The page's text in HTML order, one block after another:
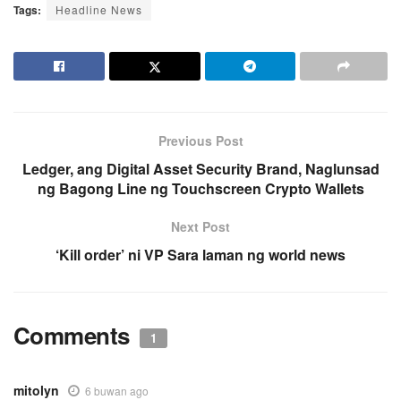
Tags: Headline News
Previous Post
Ledger, ang Digital Asset Security Brand, Naglunsad
ng Bagong Line ng Touchscreen Crypto Wallets
Next Post
‘Kill order’ ni VP Sara laman ng world news
Comments 1
mitolyn 6 buwan ago